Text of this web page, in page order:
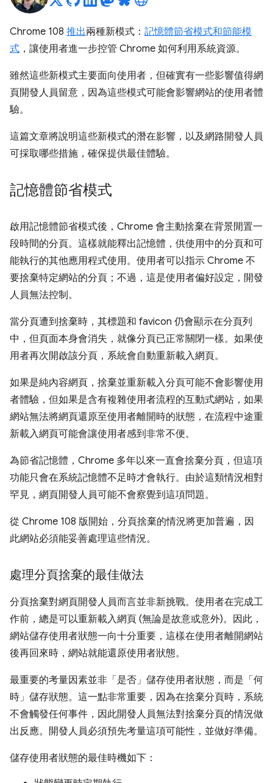
Chrome 108 推出兩種新模式： 記憶體節省模式和節能模
式 ，讓使用者進一步控管 Chrome 如何利用系統資源。
雖然這些新模式主要面向使用者，但確實有一些影響值得網
頁開發人員留意，因為這些模式可能會影響網站的使用者體
驗。
這篇文章將說明這些新模式的潛在影響，以及網路開發人員
可採取哪些措施，確保提供最佳體驗。
記憶體節省模式
啟用記憶體節省模式後，Chrome 會主動捨棄在背景閒置一
段時間的分頁。這樣就能釋出記憶體，供使用中的分頁和可
能執行的其他應用程式使用。使用者可以指示 Chrome 不
要捨棄特定網站的分頁；不過，這是使用者偏好設定，開發
人員無法控制。
當分頁遭到捨棄時，其標題和 favicon 仍會顯示在分頁列
中，但頁面本身會消失，就像分頁已正常關閉一樣。如果使
用者再次開啟該分頁，系統會自動重新載入網頁。
如果是純內容網頁，捨棄並重新載入分頁可能不會影響使用
者體驗，但如果是含有複雜使用者流程的互動式網站，如果
網站無法將網頁還原至使用者離開時的狀態，在流程中途重
新載入網頁可能會讓使用者感到非常不便。
為節省記憶體，Chrome 多年以來一直會捨棄分頁，但這項
功能只會在系統記憶體不足時才會執行。由於這類情況相對
罕見，網頁開發人員可能不會察覺到這項問題。
從 Chrome 108 版開始，分頁捨棄的情況將更加普遍，因
此網站必須能妥善處理這些情況。
處理分頁捨棄的最佳做法
分頁捨棄對網頁開發人員而言並非新挑戰。使用者在完成工
作前，總是可以重新載入網頁 (無論是故意或意外)。因此，
網站儲存使用者狀態一向十分重要，這樣在使用者離開網站
後再回來時，網站就能還原使用者狀態。
最重要的考量因素並非「是否」 儲存使用者狀態，而是「何
時」 儲存狀態。這一點非常重要，因為在捨棄分頁時，系統
不會觸發任何事件，因此開發人員無法對捨棄分頁的情況做
出反應。開發人員必須預先考量這項可能性，並做好準備。
儲存使用者狀態的最佳時機如下：